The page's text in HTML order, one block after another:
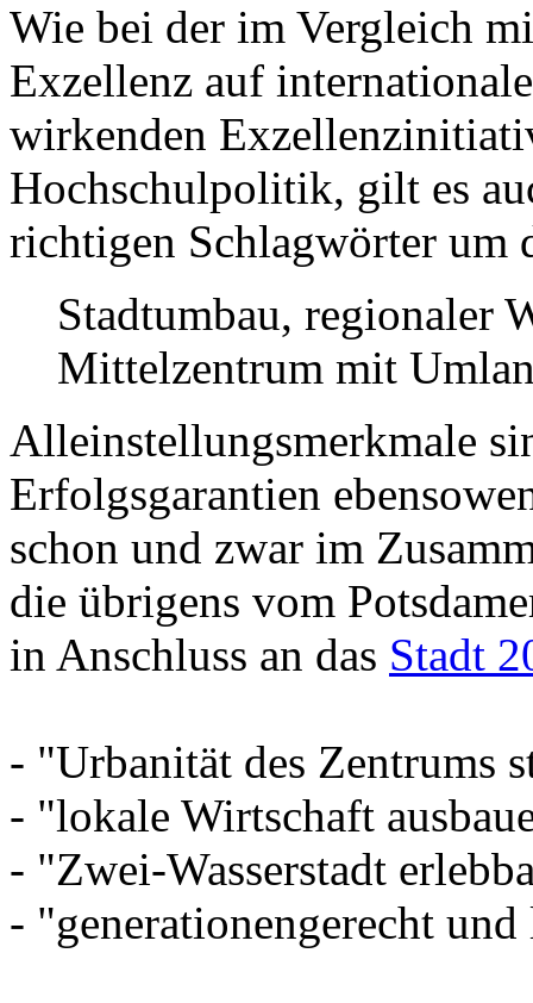
Wie bei der im Vergleich
Exzellenz auf
wirkenden
Hochschulpolitik, gilt es
richtigen Schlagwörter um
Stadtumbau, regionaler
Mittelzentrum mit
Alleinstellungsmerkmale
Erfolgsgarantien
schon und zwar im
die übrigens vom
in Anschluss an das Stadt
- "Urbanität des Zentrums
- "lokale Wirtschaft
- "Zwei-Wasserstadt
- "generationengerecht